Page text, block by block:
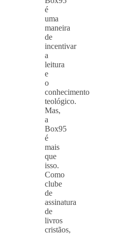
é
uma
maneira
de
incentivar
a
leitura
e
o
conhecimento
teológico.
Mas,
a
Box95
é
mais
que
isso.
Como
clube
de
assinatura
de
livros
cristãos,